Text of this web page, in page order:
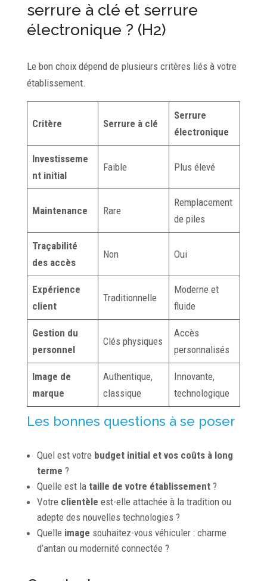
serrure à clé et serrure
électronique ? (H2)
Le bon choix dépend de plusieurs critères liés à votre
établissement.
Critère Serrure à clé
Serrure
électronique
Investisseme
nt initial
Faible Plus élevé
Maintenance Rare
Remplacement
de piles
Traçabilité
des accès
Non Oui
Expérience
client
Traditionnelle
Moderne et
fluide
Gestion du
personnel
Clés physiques
Accès
personnalisés
Image de
marque
Authentique,
classique
Innovante,
technologique
Les bonnes questions à se poser
Quel est votre budget initial et vos coûts à long
terme ?
Quelle est la taille de votre établissement?
Votre clientèle est-elle attachée à la tradition ou
adepte des nouvelles technologies ?
Quelle image souhaitez-vous véhiculer : charme
d’antan ou modernité connectée ?